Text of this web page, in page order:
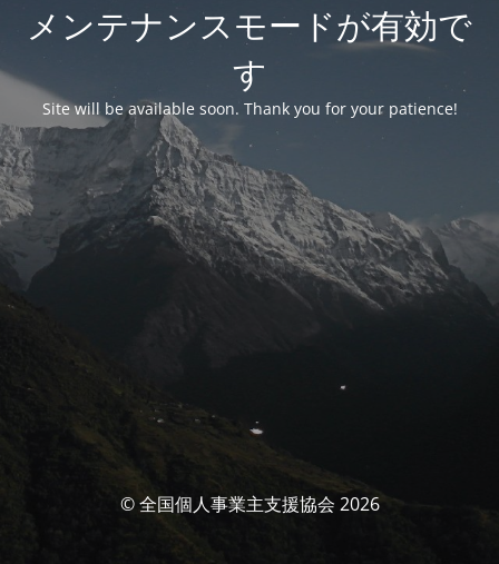
メンテナンスモードが有効で
す
Site will be available soon. Thank you for your patience!
© 全国個人事業主支援協会 2026